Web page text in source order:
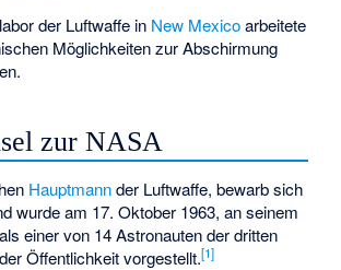
der Luftwaffe in New Mexicoarbeitete
Möglichkeiten zur Abschirmung
zur NASA
Hauptmannder Luftwaffe, bewarb sich
wurde am 17. Oktober 1963, an seinem
einer von 14 Astronauten der dritten
Öffentlichkeit vorgestellt.[1]